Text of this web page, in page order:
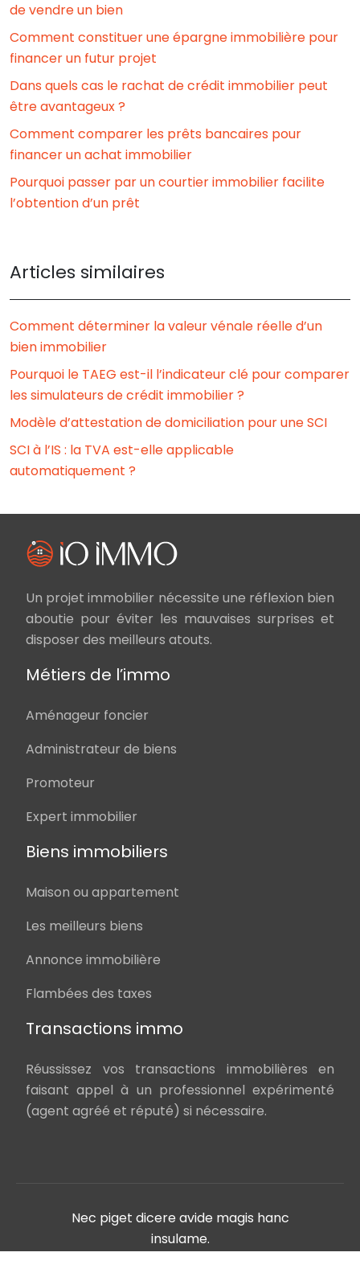
de vendre un bien
Comment constituer une épargne immobilière pour
financer un futur projet
Dans quels cas le rachat de crédit immobilier peut
être avantageux ?
Comment comparer les prêts bancaires pour
financer un achat immobilier
Pourquoi passer par un courtier immobilier facilite
l’obtention d’un prêt
Articles similaires
Comment déterminer la valeur vénale réelle d’un
bien immobilier
Pourquoi le TAEG est-il l’indicateur clé pour comparer
les simulateurs de crédit immobilier ?
Modèle d’attestation de domiciliation pour une SCI
SCI à l’IS : la TVA est-elle applicable
automatiquement ?
Un projet immobilier nécessite une réflexion bien
aboutie pour éviter les mauvaises surprises et
disposer des meilleurs atouts.
Métiers de l’immo
Aménageur foncier
Administrateur de biens
Promoteur
Expert immobilier
Biens immobiliers
Maison ou appartement
Les meilleurs biens
Annonce immobilière
Flambées des taxes
Transactions immo
Réussissez vos transactions immobilières en
faisant appel à un professionnel expérimenté
(agent agréé et réputé) si nécessaire.
Nec piget dicere avide magis hanc
insulame.